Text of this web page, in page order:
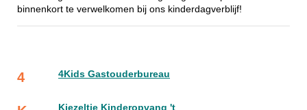
binnenkort te verwelkomen bij ons kinderdagverblijf!
4 4Kids Gastouderbureau
Kiezeltje Kinderopvang 't